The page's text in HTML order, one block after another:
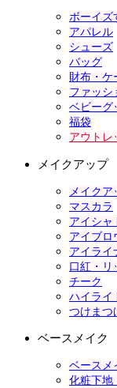
ボーイズ
アパレル
シューズ
バッグ
財布・ケ
ファッシ
ベビーグ
福袋
アウトレ
メイクアップ
メイクア
マスカラ
アイシャ
アイブロ
アイライ
口紅・リ
チーク
ハイライ
つけまつ
ベースメイク
ベースメ
化粧下地